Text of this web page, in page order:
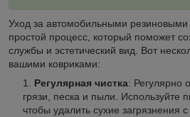
Уход за автомобильными резиновыми
простой процесс, который поможет
службы и эстетический вид. Вот
вашими ковриками:
Регулярная чистка: Регулярно
грязи, песка и пыли. Используйте
чтобы удалить сухие загрязнения